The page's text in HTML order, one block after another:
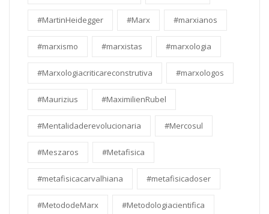
#MartinHeidegger #Marx #marxianos
#marxismo #marxistas #marxologia
#Marxologiacriticareconstrutiva #marxologos
#Maurizius #MaximilienRubel
#Mentalidaderevolucionaria #Mercosul
#Meszaros #Metafisica
#metafisicacarvalhiana #metafisicadoser
#MetododeMarx #Metodologiacientifica